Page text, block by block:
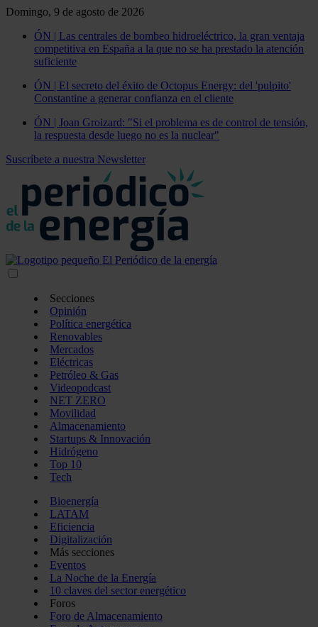
Domingo, 9 de agosto de 2026
ÓN | Las centrales de bombeo hidroeléctrico, la gran ventaja
competitiva en España a la que no se ha prestado la atención
suficiente
ÓN | El secreto del éxito de Octopus Energy: del 'pulpito'
Constantine a generar confianza en el cliente
ÓN | Joan Groizard: "Si el problema es de control de tensión,
la respuesta desde luego no es la nuclear"
Suscríbete a nuestra Newsletter
Secciones
Opinión
Política energética
Renovables
Mercados
Eléctricas
Petróleo & Gas
Videopodcast
NET ZERO
Movilidad
Almacenamiento
Startups & Innovación
Hidrógeno
Top 10
Tech
Bioenergía
LATAM
Eficiencia
Digitalización
Más secciones
Eventos
La Noche de la Energía
10 claves del sector energético
Foros
Foro de Almacenamiento